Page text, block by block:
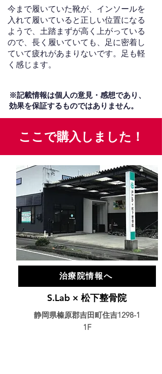
今まで履いていた靴が、インソールを
入れて履いていると正しい位置になる
ようで、土踏まずが高く上がっている
ので、長く履いていても、足に密着し
ていて疲れがあまりないです。足も軽
く感じます。
※記載情報は個人の意見・感想であり、
効果を保証するものではありません。
ここで購入しました！
治療院情報へ
S.Lab × 松下整骨院
静岡県榛原郡吉田町住吉1298-1
1F